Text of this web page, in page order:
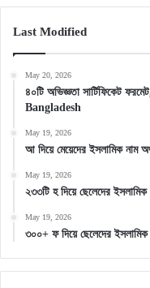
Last Modified
May 20, 2026
৪০টি অভিজ্ঞতা সার্টিফিকেট
Bangladesh
May 19, 2026
আ দিয়ে মেয়েদের ইসলামিক
May 19, 2026
২৩৩টি হ দিয়ে ছেলেদের ইসলামিক
May 19, 2026
৩০০+ ফ দিয়ে ছেলেদের